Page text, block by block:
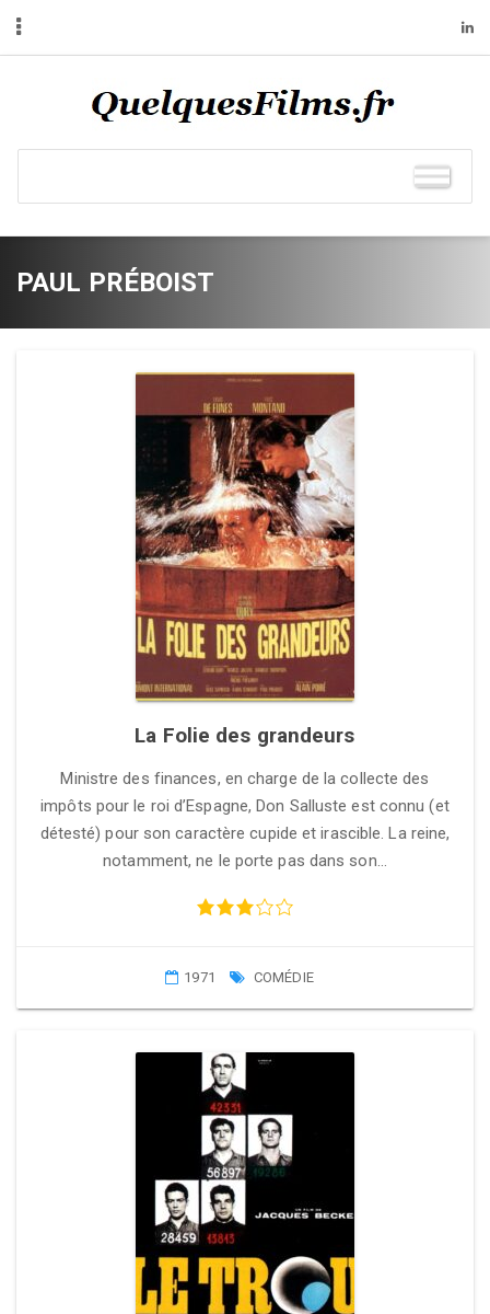
PAUL PRÉBOIST
La Folie des grandeurs
Ministre des finances, en charge de la collecte des
impôts pour le roi d’Espagne, Don Salluste est connu (et
détesté) pour son caractère cupide et irascible. La reine,
notamment, ne le porte pas dans son…
1971 COMÉDIE